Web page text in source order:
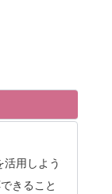
用しよう
きること